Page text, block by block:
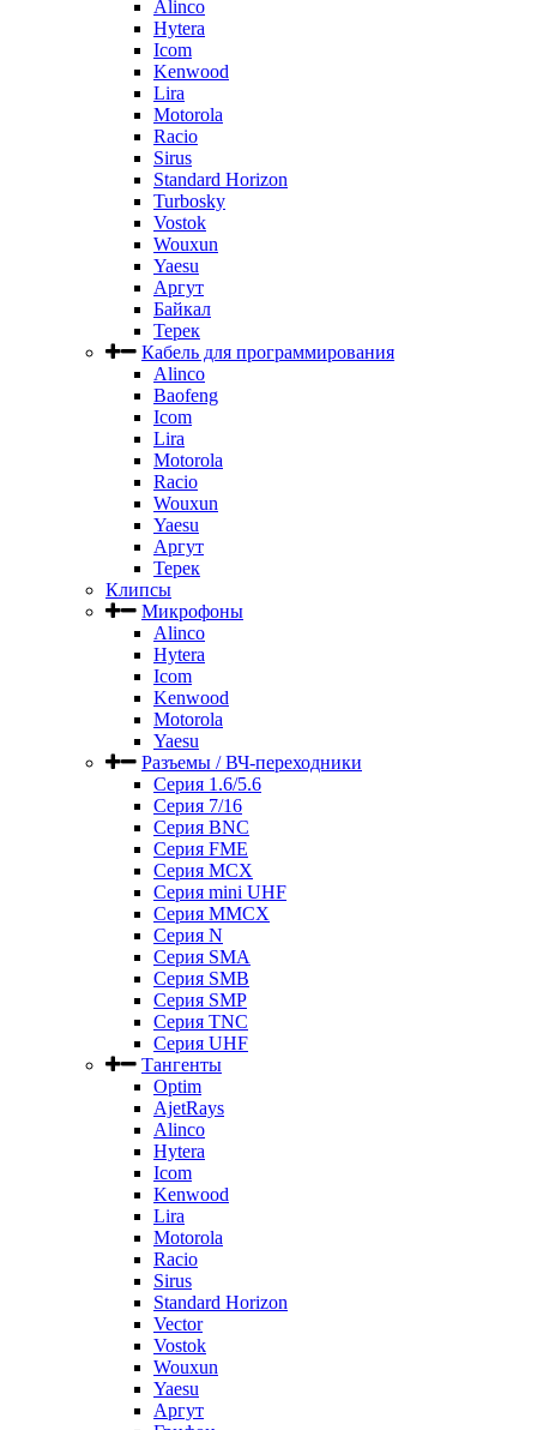
Alinco
Hytera
Icom
Kenwood
Lira
Motorola
Racio
Sirus
Standard Horizon
Turbosky
Vostok
Wouxun
Yaesu
Аргут
Байкал
Терек
Кабель для программирования
Alinco
Baofeng
Icom
Lira
Motorola
Racio
Wouxun
Yaesu
Аргут
Терек
Клипсы
Микрофоны
Alinco
Hytera
Icom
Kenwood
Motorola
Yaesu
Разъемы / ВЧ-переходники
Серия 1.6/5.6
Серия 7/16
Серия BNC
Серия FME
Серия MCX
Серия mini UHF
Серия MMCX
Серия N
Серия SMA
Серия SMB
Серия SMP
Серия TNC
Серия UHF
Тангенты
Optim
AjetRays
Alinco
Hytera
Icom
Kenwood
Lira
Motorola
Racio
Sirus
Standard Horizon
Vector
Vostok
Wouxun
Yaesu
Аргут